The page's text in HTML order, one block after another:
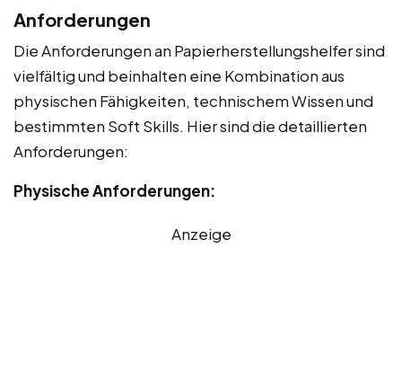
Anforderungen
Die Anforderungen an Papierherstellungshelfer sind
vielfältig und beinhalten eine Kombination aus
physischen Fähigkeiten, technischem Wissen und
bestimmten Soft Skills. Hier sind die detaillierten
Anforderungen:
Physische Anforderungen:
Anzeige